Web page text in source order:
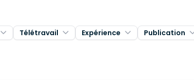
Télétravail Expérience Publication